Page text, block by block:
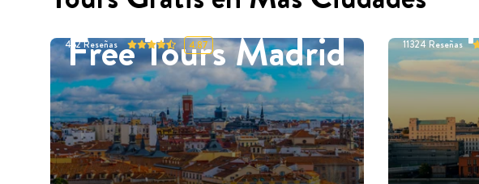
Free Tours Madrid
452Reseñas 4.87 11324Reseñas